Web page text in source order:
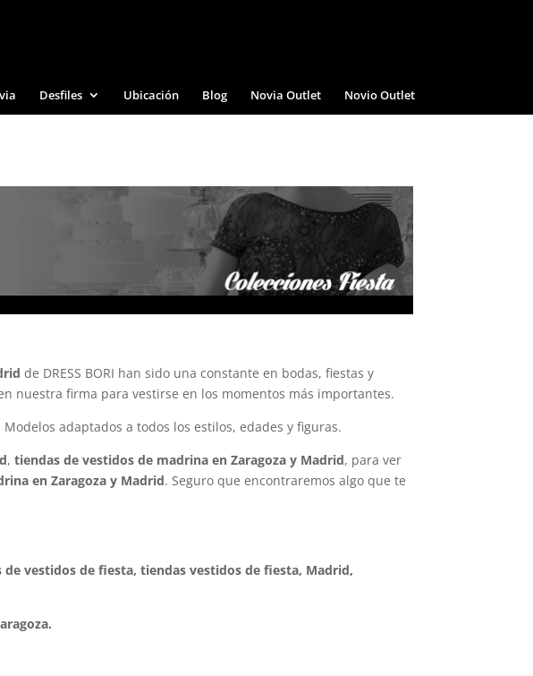
Desfiles Ubicación Blog Novia Outlet Novio Outlet
de DRESS BORI han sido una constante en bodas, fiestas y
nuestra firma para vestirse en los momentos más importantes.
Modelos adaptados a todos los estilos, edades y figuras.
,tiendas de vestidos de madrina en Zaragoza y Madrid, para ver
en Zaragoza y Madrid. Seguro que encontraremos algo que te
vestidos de fiesta, tiendas vestidos de fiesta, Madrid,